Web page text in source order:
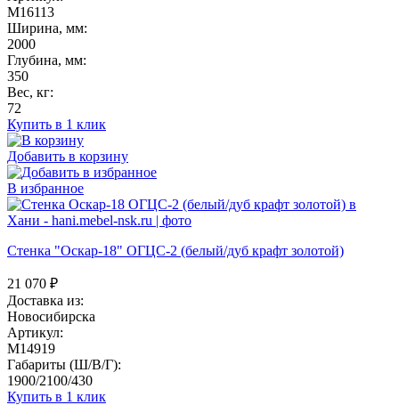
M16113
Ширина, мм:
2000
Глубина, мм:
350
Вес, кг:
72
Купить в 1 клик
Добавить в корзину
В избранное
Стенка "Оскар-18" ОГЦС-2 (белый/дуб крафт золотой)
21 070 ₽
Доставка из:
Новосибирска
Артикул:
M14919
Габариты (Ш/В/Г):
1900/2100/430
Купить в 1 клик